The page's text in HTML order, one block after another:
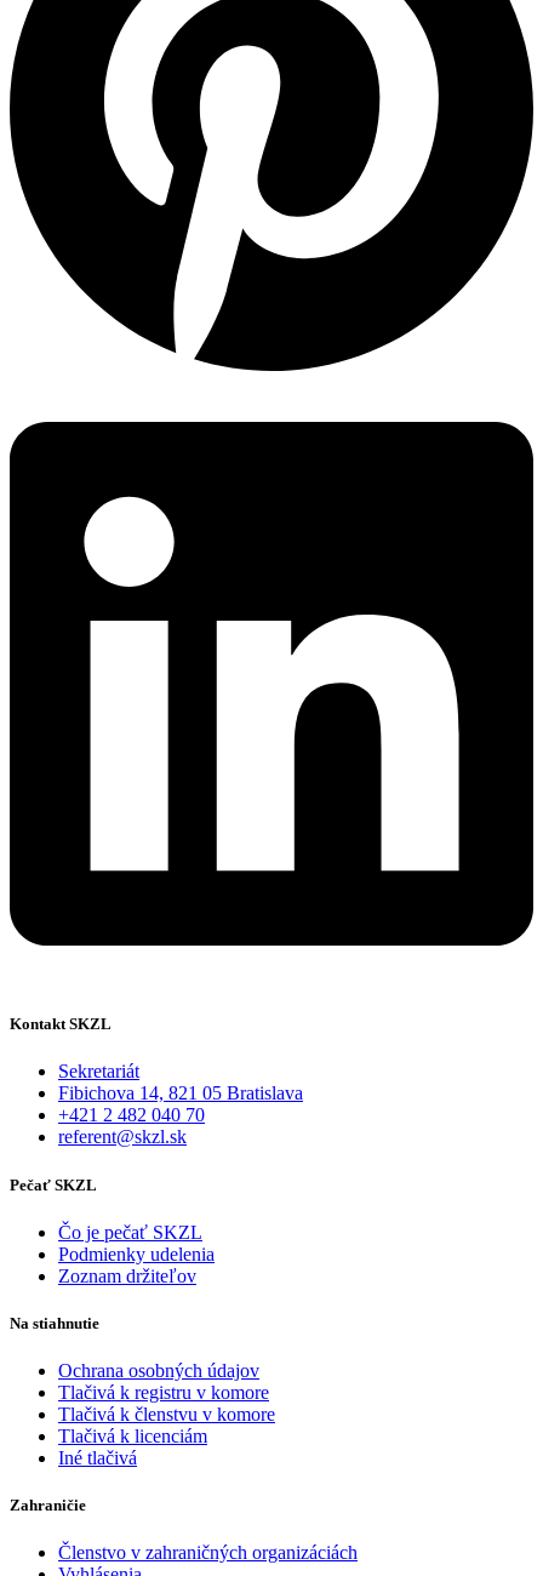
Kontakt SKZL
Sekretariát
Fibichova 14, 821 05 Bratislava
+421 2 482 040 70
referent@skzl.sk
Pečať SKZL
Čo je pečať SKZL
Podmienky udelenia
Zoznam držiteľov
Na stiahnutie
Ochrana osobných údajov
Tlačivá k registru v komore
Tlačivá k členstvu v komore
Tlačivá k licenciám
Iné tlačivá
Zahraničie
Členstvo v zahraničných organizáciách